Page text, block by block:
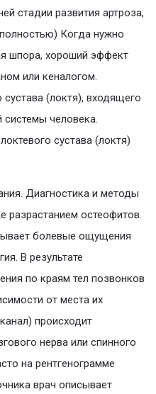
стадии развития артроза,
Когда нужно
шпора, хороший эффект
или кеналогом.
(локтя), входящего
системы человека.
сустава (локтя)
Диагностика и методы
разрастанием остеофитов.
болевые ощущения
В результате
по краям тел позвонков
от места их
происходит
нерва или спинного
на рентгенограмме
врач описывает